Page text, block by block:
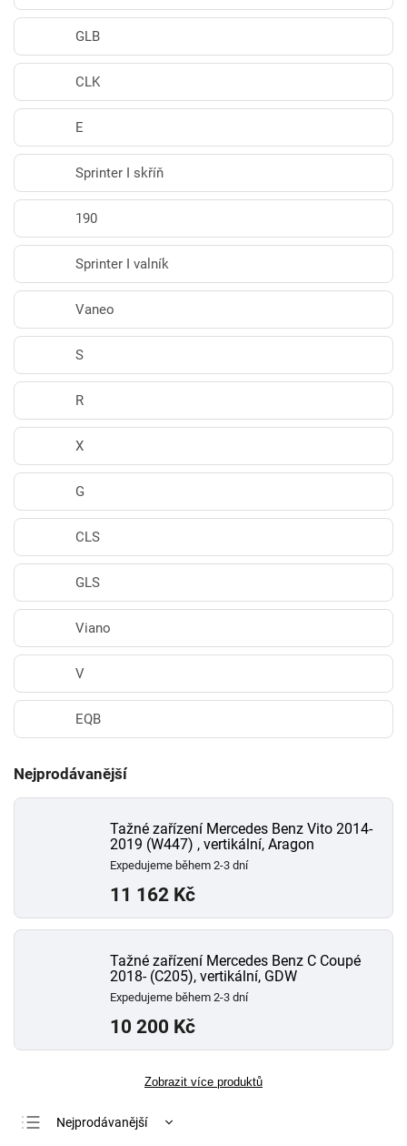
GLB
CLK
E
Sprinter I skříň
190
Sprinter I valník
Vaneo
S
R
X
G
CLS
GLS
Viano
V
EQB
Nejprodávanější
Tažné zařízení Mercedes Benz Vito 2014-
2019 (W447) , vertikální, Aragon
Expedujeme během 2-3 dní
11 162 Kč
Tažné zařízení Mercedes Benz C Coupé
2018- (C205), vertikální, GDW
Expedujeme během 2-3 dní
10 200 Kč
Zobrazit více produktů
Nejprodávanější